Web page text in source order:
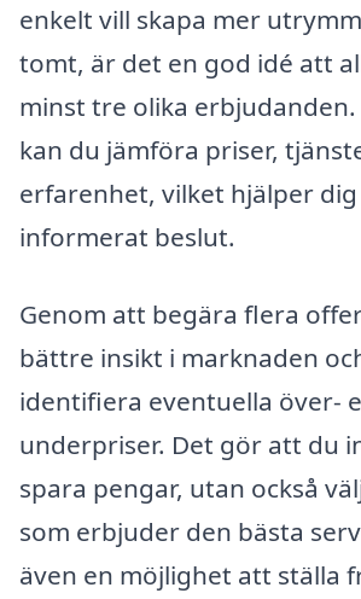
enkelt vill skapa mer
tomt, är det en god idé att
minst tre olika erbjudanden.
kan du jämföra priser,
erfarenhet, vilket hjälper
informerat beslut.
Genom att begära flera
bättre insikt i marknaden
identifiera eventuella över-
underpriser. Det gör att du
spara pengar, utan också
som erbjuder den bästa
även en möjlighet att ställa